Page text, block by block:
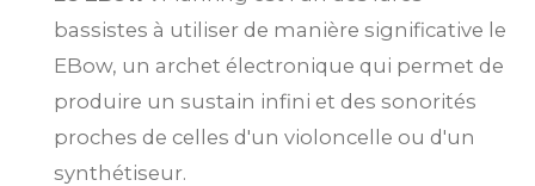
bassistes à utiliser de manière significative le
EBow, un archet électronique qui permet de
produire un sustain infini et des sonorités
proches de celles d'un violoncelle ou d'un
synthétiseur.